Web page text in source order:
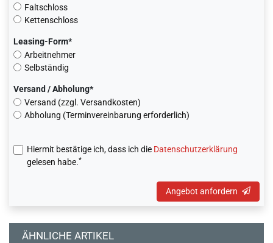
Faltschloss
Kettenschloss
Leasing-Form*
Arbeitnehmer
Selbständig
Versand / Abholung*
Versand (zzgl. Versandkosten)
Abholung (Terminvereinbarung erforderlich)
Hiermit bestätige ich, dass ich die Daten­schutz­erklärung
gelesen habe.*
Angebot anfordern
ÄHNLICHE ARTIKEL